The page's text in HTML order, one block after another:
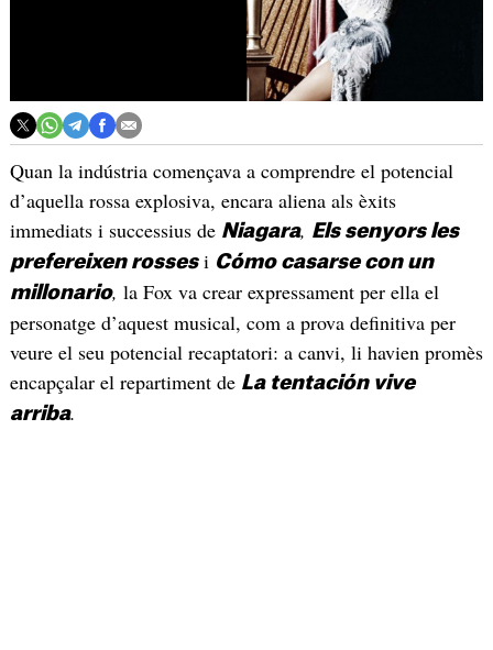
Quan la indústria començava a comprendre el potencial
d’aquella rossa explosiva, encara aliena als èxits
immediats i successius de Niagara, Els senyors les
prefereixen rossesi Cómo casarse con un
millonario, la Fox va crear expressament per ella el
personatge d’aquest musical, com a prova definitiva per
veure el seu potencial recaptatori: a canvi, li havien promès
encapçalar el repartiment de La tentación vive
arriba.